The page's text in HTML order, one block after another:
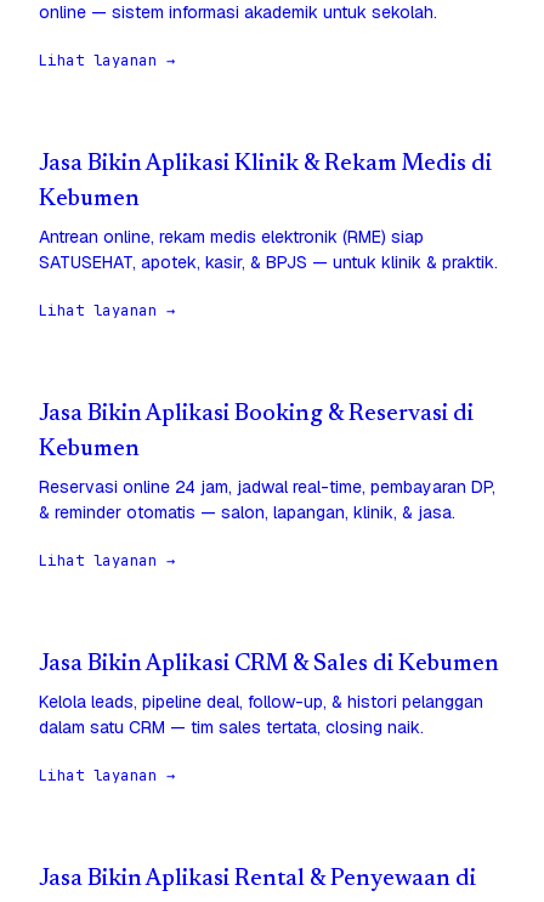
online — sistem informasi akademik untuk sekolah.
Lihat layanan →
Jasa Bikin Aplikasi Klinik & Rekam Medis di
Kebumen
Antrean online, rekam medis elektronik (RME) siap
SATUSEHAT, apotek, kasir, & BPJS — untuk klinik & praktik.
Lihat layanan →
Jasa Bikin Aplikasi Booking & Reservasi di
Kebumen
Reservasi online 24 jam, jadwal real-time, pembayaran DP,
& reminder otomatis — salon, lapangan, klinik, & jasa.
Lihat layanan →
Jasa Bikin Aplikasi CRM & Sales di Kebumen
Kelola leads, pipeline deal, follow-up, & histori pelanggan
dalam satu CRM — tim sales tertata, closing naik.
Lihat layanan →
Jasa Bikin Aplikasi Rental & Penyewaan di